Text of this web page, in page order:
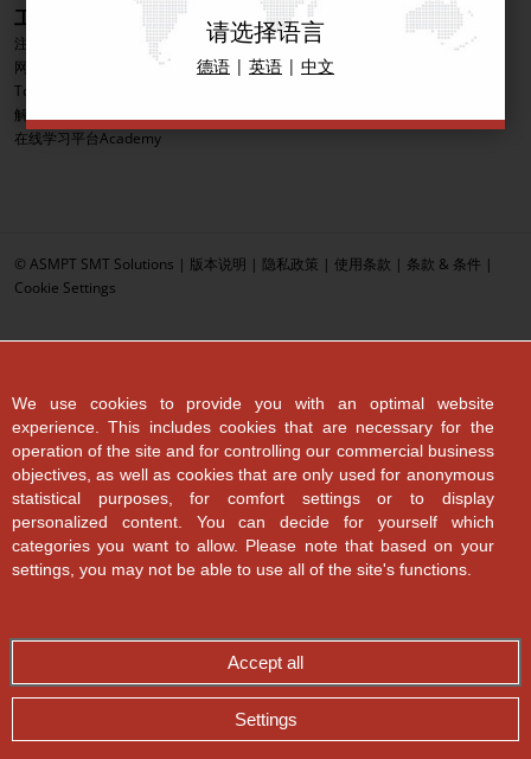
工具
注册使用ASMPT在线工具
网上商城
Toolkit
解决方案证书管理
在线学习平台Academy
社交媒体
LinkedIn
Facebook
© ASMPT SMT Solutions | 版本说明 | 隐私政策 | 使用条款 | 条款 & 条件 |
Cookie Settings
请选择语言
德语 | 英语 | 中文
We use cookies to provide you with an optimal website
experience. This includes cookies that are necessary for the
operation of the site and for controlling our commercial business
objectives, as well as cookies that are only used for anonymous
statistical purposes, for comfort settings or to display
personalized content. You can decide for yourself which
categories you want to allow. Please note that based on your
settings, you may not be able to use all of the site's functions.
Accept all
Settings